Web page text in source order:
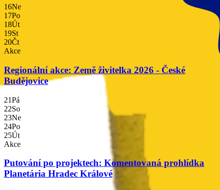
16Ne
17Po
18Út
19St
20Čt
Akce
Regionální akce: Země živitelka 2026 - České
Budějovice
21Pá
22So
23Ne
24Po
25Út
Akce
Putování po projektech: Komentovaná prohlídka
Planetária Hradec Králové